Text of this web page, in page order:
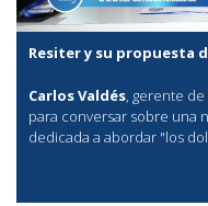
Resiter y su propuesta
Carlos Valdés, gerente
para conversar sobre una
dedicada a abordar "los